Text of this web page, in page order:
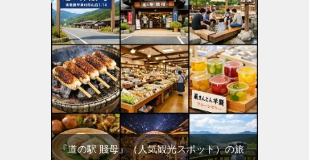
『道の駅 賤母』（人気観光スポット）の旅